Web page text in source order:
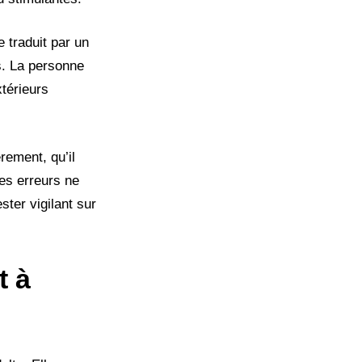
traduit par un
La personne
qu’il
erreurs ne
vigilant sur
à